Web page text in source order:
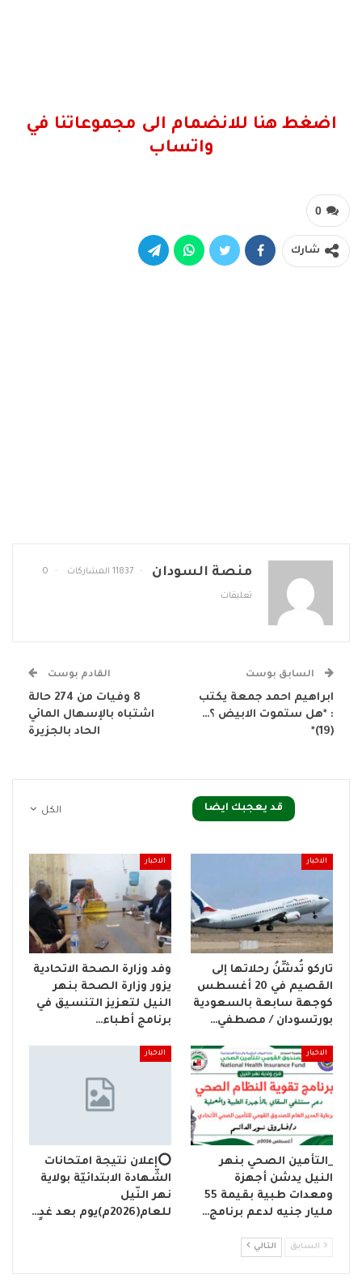
اضغط هنا للانضمام الى مجموعاتنا في
واتساب
0
شارك
منصة السودان 11837 المشاركات 0
تعليقات
السابق بوست
ابراهيم احمد جمعة يكتب
: *هل ستموت الابيض ؟…
(19)*
القادم بوست
8 وفيات من 274 حالة
اشتباه بالإسهال المائي
الحاد بالجزيرة
الكل قد يعجبك ايضا
الاخبار
تاركو تُدشِّنُ رحلاتها إلى
القصيم في 20 أغسطس
كوجهة سابعة بالسعودية
بورتسودان / مصطفي…
الاخبار
وفد وزارة الصحة الاتحادية
يزور وزارة الصحة بنهر
النيل لتعزيز التنسيق في
برنامج أطباء…
الاخبار
_التأمين الصحي بنهر
النيل يدشن أجهزة
ومعدات طبية بقيمة 55
مليار جنيه لدعم برنامج…
الاخبار
⭕إعلان نتيجة امتحانات
الشّهادة الابتدائيّة بولاية
نهر النّيل
للعام(2026م)يوم بعد غدٍ…
السابق التالي